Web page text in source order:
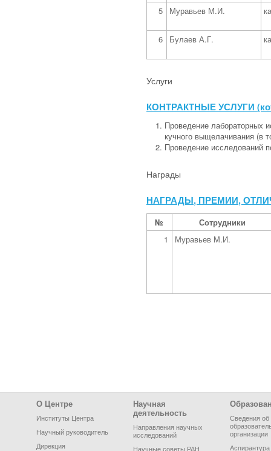
5 Муравьев М.И.
6 Булаев А.Г.
Услуги
КОНТРАКТНЫЕ УСЛУГИ
Проведение лабораторных
кучного выщелачивания (в
Проведение исследований
Награды
НАГРАДЫ, ПРЕМИИ,
№
Сотрудники
1
Муравьев М.И.
Footer Menu
О Центре
Институты Центра
Научный руководитель
Дирекция
Научная
деятельность
Направления научных
исследований
Научные советы РАН
Сведения об
организации
Аспирантура